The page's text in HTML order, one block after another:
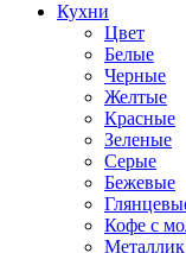
Кухни
Цвет
Белые
Черные
Желтые
Красные
Зеленые
Серые
Бежевые
Кофе с
Металлик